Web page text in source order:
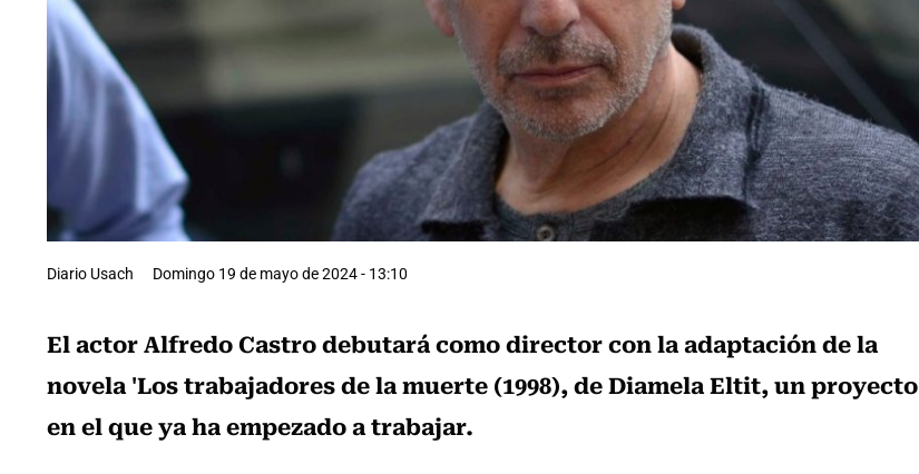
Diario Usach Domingo 19 de mayo de 2024 - 13:10
El actor Alfredo Castro debutará como director con la adaptación de la
novela 'Los trabajadores de la muerte (1998), de Diamela Eltit, un proyecto
en el que ya ha empezado a trabajar.